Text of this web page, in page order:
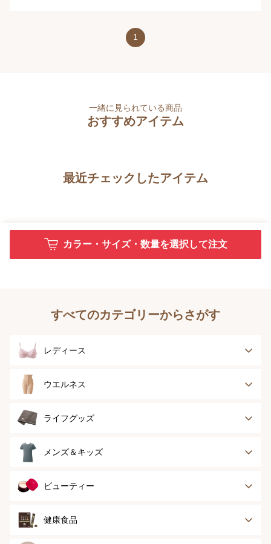
1
一緒に見られている商品
おすすめアイテム
最近チェックしたアイテム
カラー・サイズ・数量を選択して注文
すべてのカテゴリーからさがす
レディース
ブラジャー
ボディースーツ
ランジェリー
イツ
ウエルネス
健康サポート
スポーツ
ライフグッズ
アウター
グッズ
メンズ＆キッズ
メンズトップ
メンズソックス
ビューティー
スキンケア
健康食品